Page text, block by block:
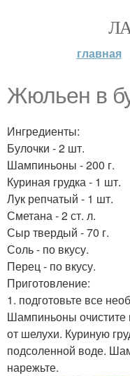
главная
Жюльен в
Ингредиенты:
Булочки - 2 шт.
Шампиньоны - 200 г.
Куриная грудка - 1 шт.
Лук репчатый - 1 шт.
Сметана - 2 ст. л.
Сыр твердый - 70 г.
Соль - по вкусу.
Перец - по вкусу.
Приготовление:
1. подготовьте все
Шампиньоны очистите
от шелухи. Куриную
подсоленной воде.
нарежьте.